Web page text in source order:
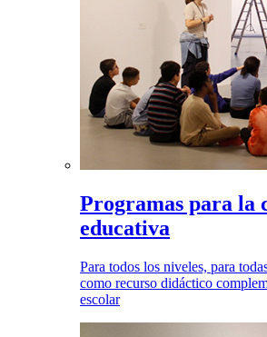
Programas para la
educativa
Para todos los niveles, para
como recurso didáctico
escolar